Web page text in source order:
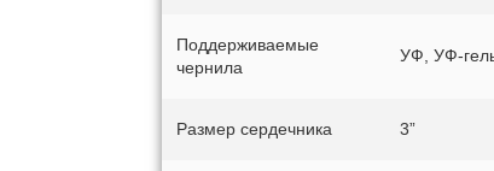
Поддерживаемые
чернила
УФ, УФ-
Размер сердечника 3”